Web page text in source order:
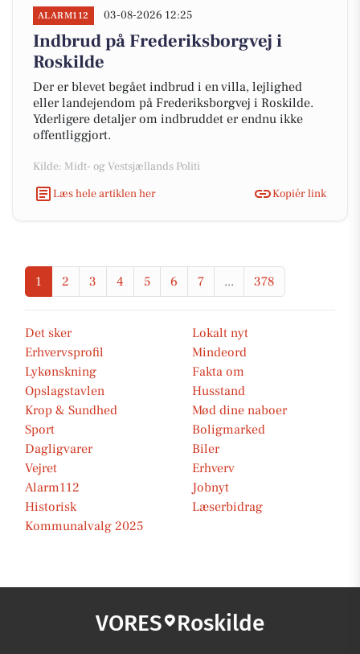
ALARM112 03-08-2026 12:25
Indbrud på Frederiksborgvej i
Roskilde
Der er blevet begået indbrud i en villa, lejlighed
eller landejendom på Frederiksborgvej i Roskilde.
Yderligere detaljer om indbruddet er endnu ikke
offentliggjort.
Kilde: Midt- og Vestsjællands Politi
Læs hele artiklen her
Kopiér link
1 2 3 4 5 6 7 ... 378
Det sker
Lokalt nyt
Erhvervsprofil
Mindeord
Lykønskning
Fakta om
Opslagstavlen
Husstand
Krop & Sundhed
Mød dine naboer
Sport
Boligmarked
Dagligvarer
Biler
Vejret
Erhverv
Alarm112
Jobnyt
Historisk
Læserbidrag
Kommunalvalg 2025
VORES Roskilde